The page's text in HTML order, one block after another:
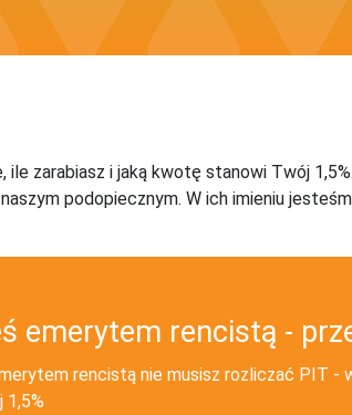
ile zarabiasz i jaką kwotę stanowi Twój
podopiecznym. W ich imieniu
emerytem rencistą -
rencistą nie musisz rozliczać PIT -
1,5%